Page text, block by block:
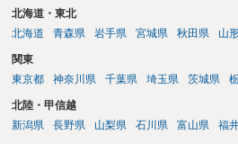
北海道・東北
北海道
青森県 岩手県 宮城県 秋田県 山
関東
東京都
神奈川県 千葉県 埼玉県 茨城県
北陸・甲信越
新潟県
長野県 山梨県 石川県 富山県 福